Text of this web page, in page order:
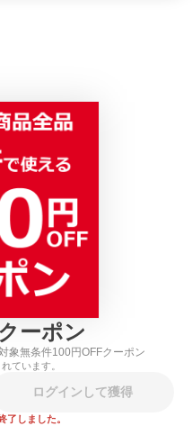
ーポン
象無条件100円OFFクーポン
ています。
ログインして獲得
了しました。